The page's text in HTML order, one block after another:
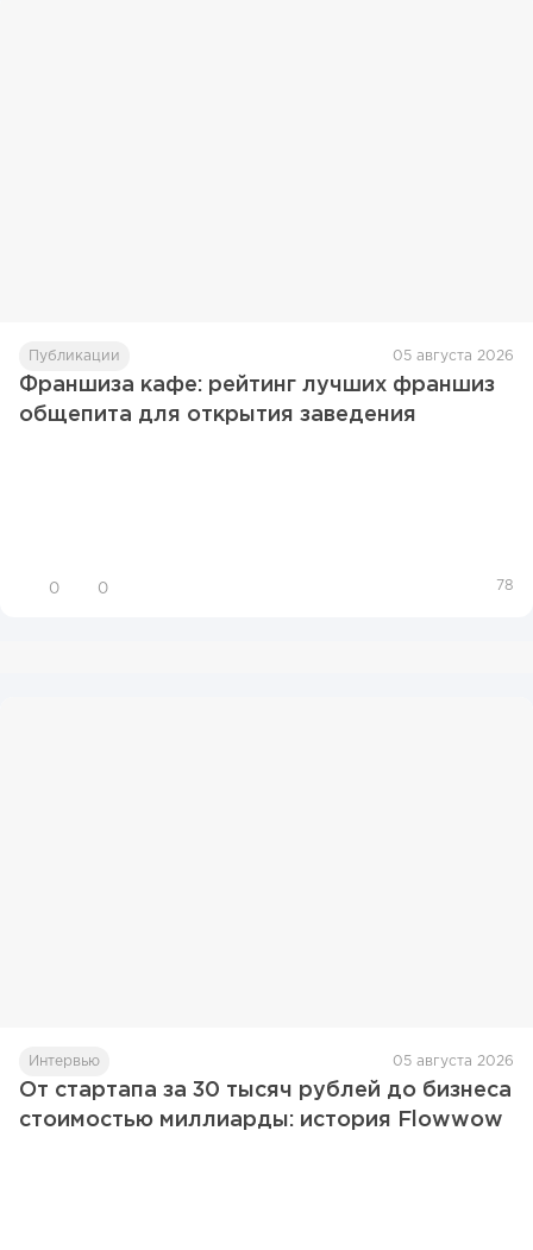
Публикации 05 августа 2026
Франшиза кафе: рейтинг лучших франшиз
общепита для открытия заведения
0 0 78
Интервью 05 августа 2026
От стартапа за 30 тысяч рублей до бизнеса
стоимостью миллиарды: история Flowwow